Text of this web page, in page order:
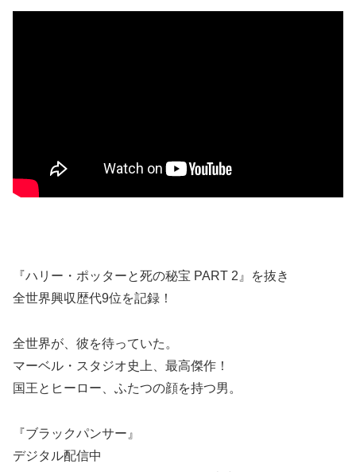
『ハリー・ポッターと死の秘宝 PART 2』を抜き
全世界興収歴代9位を記録！
全世界が、彼を待っていた。
マーベル・スタジオ史上、最高傑作！
国王とヒーロー、ふたつの顔を持つ男。
『ブラックパンサー』
デジタル配信中